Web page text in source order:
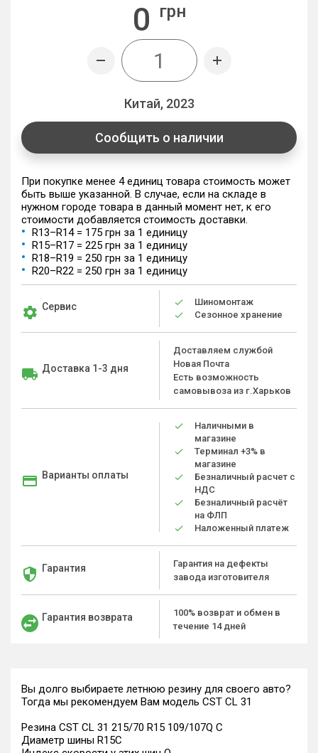
0 грн
Китай, 2023
Сообщить о наличии
При покупке менее 4 единиц товара стоимость может
быть выше указанной. В случае, если на складе в
нужном городе товара в данный момент нет, к его
стоимости добавляется стоимость доставки.
R13–R14 = 175 грн за 1 единицу
R15–R17 = 225 грн за 1 единицу
R18–R19 = 250 грн за 1 единицу
R20–R22 = 250 грн за 1 единицу
Сервис
Шиномонтаж
Сезонное хранение
Доставка 1-3 дня
Доставляем службой
Новая Почта
Есть возможность
самовывоза из г.Харьков
Варианты оплаты
Наличными в
магазине
Терминал +3% в
магазине
Безналичный расчет с
НДС
Безналичный расчёт
на ФЛП
Наложенный платеж
Гарантия
Гарантия на дефекты
завода изготовителя
Гарантия возврата
100% возврат и обмен в
течение 14 дней
Вы долго выбираете летнюю резину для своего авто?
Тогда мы рекомендуем Вам модель CST CL 31
Резина CST CL 31 215/70 R15 109/107Q C
Диаметр шины R15C